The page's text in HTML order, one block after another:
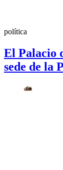
política
El Palacio
sede de la